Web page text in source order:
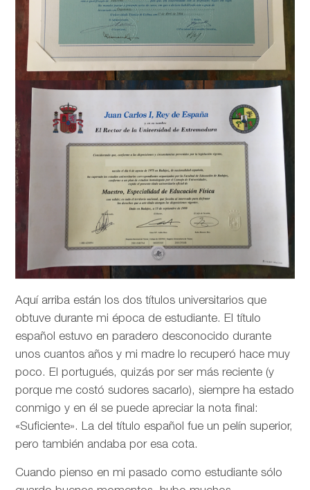
Aquí arriba están los dos títulos universitarios que
obtuve durante mi época de estudiante. El título
español estuvo en paradero desconocido durante
unos cuantos años y mi madre lo recuperó hace muy
poco. El portugués, quizás por ser más reciente (y
porque me costó sudores sacarlo), siempre ha estado
conmigo y en él se puede apreciar la nota final:
«Suficiente». La del título español fue un pelín superior,
pero también andaba por esa cota.
Cuando pienso en mi pasado como estudiante sólo